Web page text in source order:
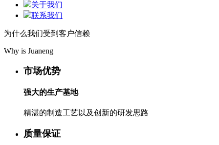
关于我们
联系我们
为什么我们受到客户信赖
Why is Juaneng
市场优势
强大的生产基地
精湛的制造工艺以及创新的研发思路
质量保证